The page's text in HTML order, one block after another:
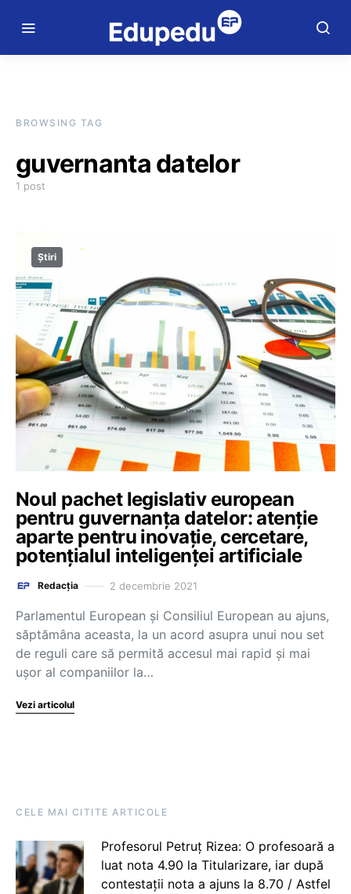
BROWSING TAG
guvernanta datelor
1 post
Știri
Noul pachet legislativ european
pentru guvernanța datelor: atenție
aparte pentru inovație, cercetare,
potențialul inteligenței artificiale
Redacția 2 decembrie 2021
Parlamentul European și Consiliul European au ajuns,
săptămâna aceasta, la un acord asupra unui nou set
de reguli care să permită accesul mai rapid și mai
ușor al companiilor la…
Vezi articolul
CELE MAI CITITE ARTICOLE
Profesorul Petruț Rizea: O profesoară a
luat nota 4.90 la Titularizare, iar după
contestații nota a ajuns la 8.70 / Astfel